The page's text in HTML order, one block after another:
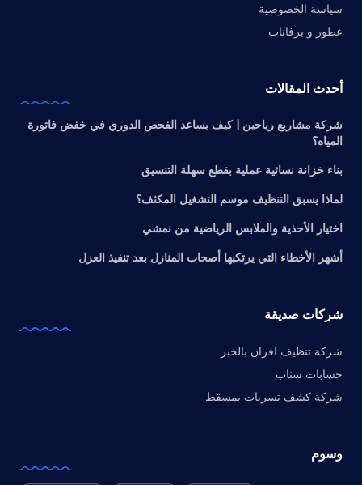
سياسة الخصوصية
عطور و برفانات
أحدث المقالات
شركة مشاريع رياحين | كيف يساعد الفحص الدوري في خفض فاتورة
المياه؟
بناء خزانة نسائية عملية بقطع سهلة التنسيق
لماذا يسبق التنظيف موسم التشغيل المكثف؟
اختيار الأحذية والملابس الرياضية من نمشي
أشهر الأخطاء التي يرتكبها أصحاب المنازل بعد تنفيذ العزل
شركات صديقة
شركة تنظيف افران بالخبر
حسابات سناب
شركة كشف تسربات بمسقط
وسوم